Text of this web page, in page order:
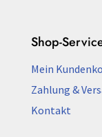
Shop-
Mein
Zahlung &
Kontakt